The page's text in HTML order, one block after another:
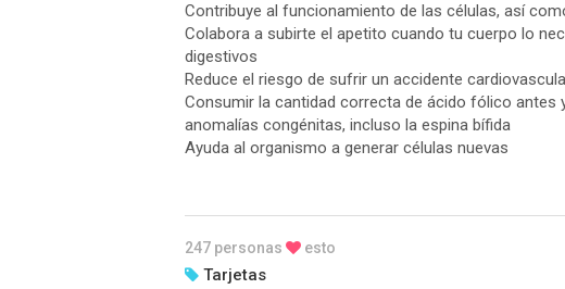
Contribuye al funcionamiento de las células, así
Colabora a subirte el apetito cuando tu cuerpo lo
digestivos
Reduce el riesgo de sufrir un accidente
Consumir la cantidad correcta de ácido fólico antes
anomalías congénitas, incluso la espina bífida
Ayuda al organismo a generar células nuevas
247 personas esto
Tarjetas